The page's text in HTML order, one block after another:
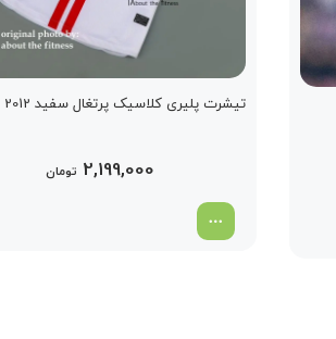
تیشرت پلیری کلاسیک پرتغال سفید 2012
2,199,000 تومان